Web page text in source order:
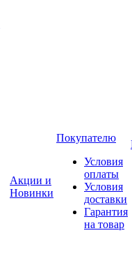
Акции и
Новинки
Покупателю
Условия
оплаты
Условия
доставки
Гарантия
на товар